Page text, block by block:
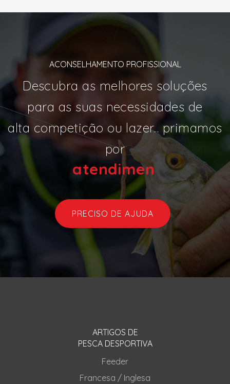
ACONSELHAMENTO PROFISSIONAL
Descubra as melhores soluções
para as suas necessidades de
alta competição ou lazer... primamos
por
atendim|
PRECISO DE AJUDA
ARTIGOS DE
PESCA DESPORTIVA
Feeder
Francesa / Inglesa